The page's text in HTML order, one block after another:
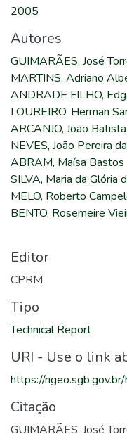
2005
Autores
GUIMARÃES, José
MARTINS, Adriano
ANDRADE FILHO,
LOUREIRO, Herman
ARCANJO, João
NEVES, João Pereira
ABRAM, Maísa Bastos
SILVA, Maria da Glória
MELO, Roberto
BENTO, Rosemeire
Editor
CPRM
Tipo
Technical Report
URI - Use o link
https://
Citação
GUIMARÃES, José